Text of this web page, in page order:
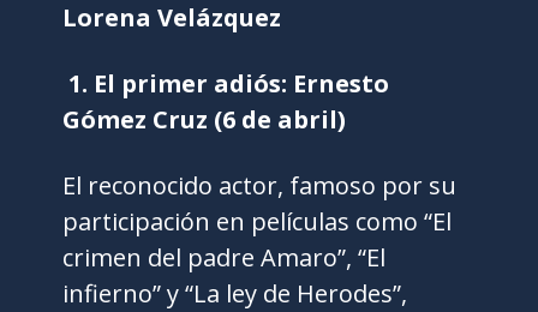
Lorena Velázquez
1. El primer adiós: Ernesto
Gómez Cruz (6 de abril)
El reconocido actor, famoso por su
participación en películas como “El
crimen del padre Amaro”, “El
infierno” y “La ley de Herodes”,